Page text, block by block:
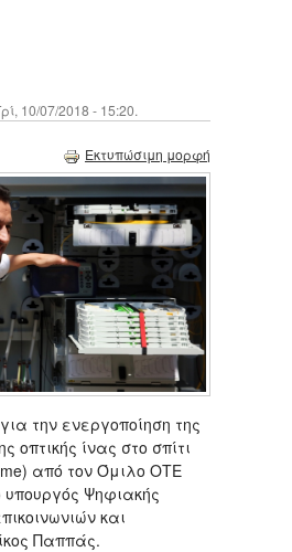
10/07/2018 - 15:20.
Εκτυπώσιμη μορφή
την ενεργοποίηση της
οπτικής ίνας στο σπίτι
από τον Όμιλο ΟΤΕ
Ψηφιακής
και
Παππάς.